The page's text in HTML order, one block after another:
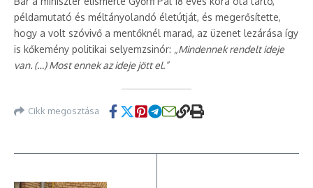
példamutató és méltányolandó életútját, és megerősítette,
hogy a volt szóvivő a mentőknél marad, az üzenet lezárása így
is kőkemény politikai selyemzsinór: „Mindennek rendelt ideje
van. (…) Most ennek az ideje jött el.”
Cikk megosztása